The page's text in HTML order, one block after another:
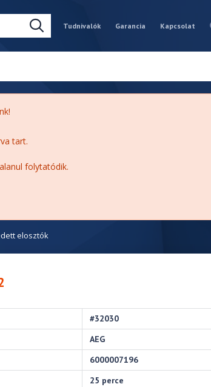
Tudnivalók Garancia Kapcsolat
tart.
folytatódik.
elosztók
#32030
AEG
6000007196
25 perce